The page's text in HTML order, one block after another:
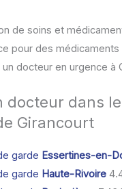
de soins et
pour des médicaments
docteur en urgence à
docteur dans
Girancourt
garde Essertines-en-
garde Haute-Rivoire